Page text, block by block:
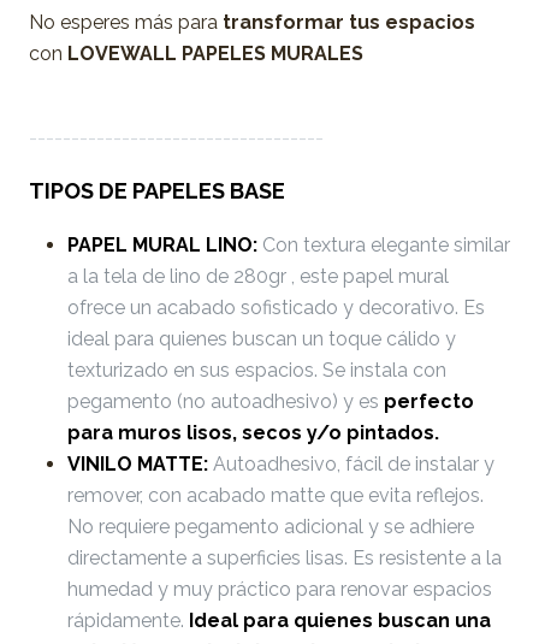
No esperes más para transformar tus espacios
con LOVEWALL PAPELES MURALES
-----------------------------------
TIPOS DE PAPELES BASE
PAPEL MURAL LINO: Con textura elegante similar
a la tela de lino de 280gr , este papel mural
ofrece un acabado sofisticado y decorativo. Es
ideal para quienes buscan un toque cálido y
texturizado en sus espacios. Se instala con
pegamento (no autoadhesivo) y es perfecto
para muros lisos, secos y/o pintados.
VINILO MATTE: Autoadhesivo, fácil de instalar y
remover, con acabado matte que evita reflejos.
No requiere pegamento adicional y se adhiere
directamente a superficies lisas. Es resistente a la
humedad y muy práctico para renovar espacios
rápidamente. Ideal para quienes buscan una